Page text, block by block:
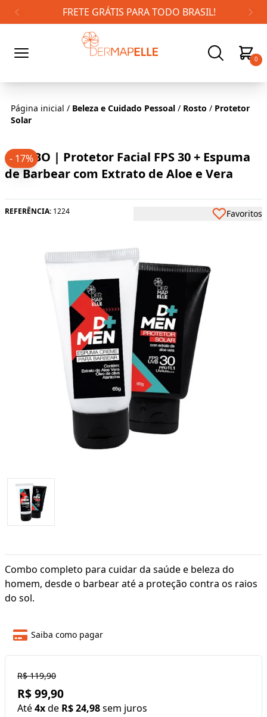
FRETE GRÁTIS PARA TODO BRASIL!
0
Página inicial / Beleza e Cuidado Pessoal / Rosto / Protetor
Solar
COMBO | Protetor Facial FPS 30 + Espuma
de Barbear com Extrato de Aloe e Vera
REFERÊNCIA: 1224 Favoritos
- 17%
Combo completo para cuidar da saúde e beleza do
homem, desde o barbear até a proteção contra os raios
do sol.
Saiba como pagar
R$ 119,90
R$ 99,90
Até4xde R$ 24,98sem juros